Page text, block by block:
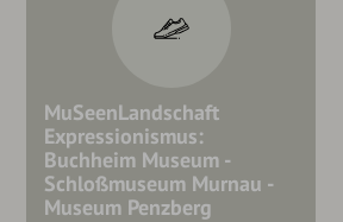
MuSeenLandschaft
Expressionismus:
Buchheim Museum -
Schloßmuseum Murnau -
Museum Penzberg